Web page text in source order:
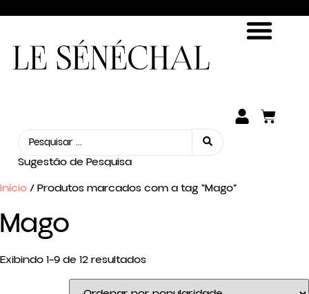
Sugestão de Pesquisa
Início/ Produtos marcados com a tag “Mago”
Mago
Exibindo 1–9 de 12 resultados